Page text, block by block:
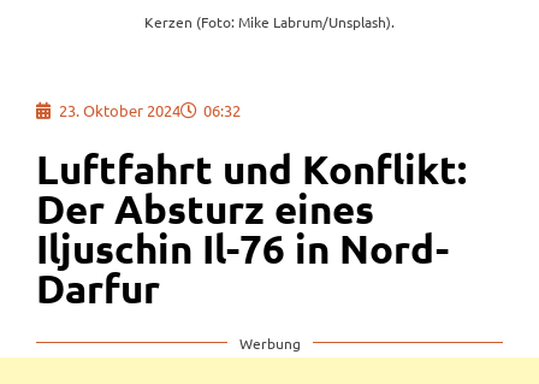
Kerzen (Foto: Mike Labrum/Unsplash).
23. Oktober 2024 06:32
Luftfahrt und Konflikt:
Der Absturz eines
Iljuschin Il-76 in Nord-
Darfur
Werbung